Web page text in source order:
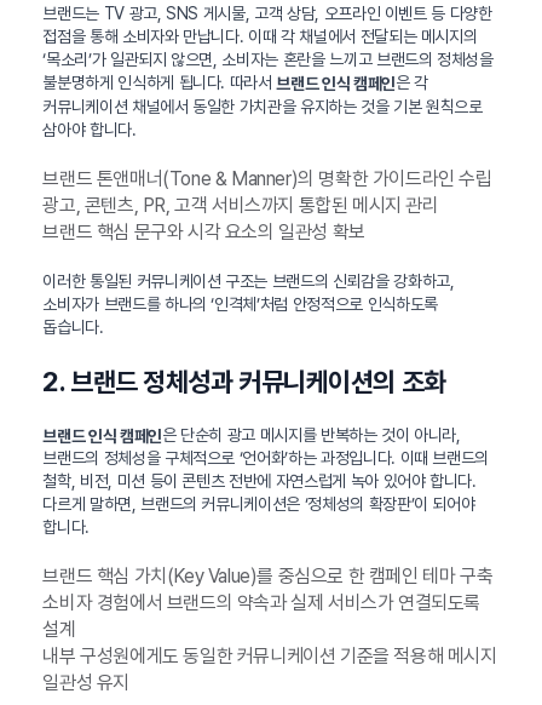
브랜드는 TV 광고, SNS 게시물, 고객 상담, 오프라인 이벤트 등 다양한
접점을 통해 소비자와 만납니다. 이때 각 채널에서 전달되는 메시지의
‘목소리’가 일관되지 않으면, 소비자는 혼란을 느끼고 브랜드의 정체성을
불분명하게 인식하게 됩니다. 따라서 브랜드 인식 캠페인은 각
커뮤니케이션 채널에서 동일한 가치관을 유지하는 것을 기본 원칙으로
삼아야 합니다.
브랜드 톤앤매너(Tone & Manner)의 명확한 가이드라인 수립
광고, 콘텐츠, PR, 고객 서비스까지 통합된 메시지 관리
브랜드 핵심 문구와 시각 요소의 일관성 확보
이러한 통일된 커뮤니케이션 구조는 브랜드의 신뢰감을 강화하고,
소비자가 브랜드를 하나의 ‘인격체’처럼 안정적으로 인식하도록
돕습니다.
2. 브랜드 정체성과 커뮤니케이션의 조화
브랜드 인식 캠페인은 단순히 광고 메시지를 반복하는 것이 아니라,
브랜드의 정체성을 구체적으로 ‘언어화’하는 과정입니다. 이때 브랜드의
철학, 비전, 미션 등이 콘텐츠 전반에 자연스럽게 녹아 있어야 합니다.
다르게 말하면, 브랜드의 커뮤니케이션은 ‘정체성의 확장판’이 되어야
합니다.
브랜드 핵심 가치(Key Value)를 중심으로 한 캠페인 테마 구축
소비자 경험에서 브랜드의 약속과 실제 서비스가 연결되도록
설계
내부 구성원에게도 동일한 커뮤니케이션 기준을 적용해 메시지
일관성 유지